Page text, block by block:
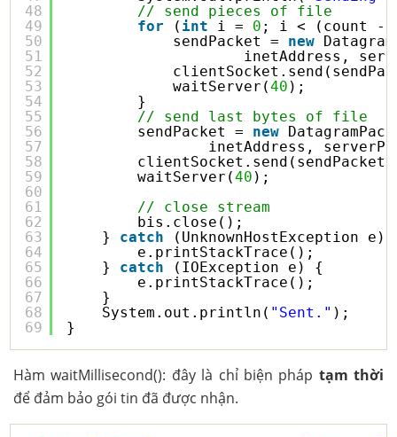
48
49
50
51
52
53
54
55
56
57
58
59
60
61
62
63
64
65
66
67
68
69
// send pieces of file
for
( int i = 0 ; i < (count -
sendPacket = new
inetAddress,
waitServer(40 );
}
// send last bytes of file
sendPacket = new
inetAddress,
waitServer(40 );
// close stream
bis.close();
} catch
(UnknownHostException e)
e.printStackTrace();
} catch
(IOException e) {
e.printStackTrace();
}
System.out.println( "Sent." );
}
Hàm waitMillisecond(): đây là chỉ biện pháp tạm thời
để đảm bảo gói tin đã được nhận.